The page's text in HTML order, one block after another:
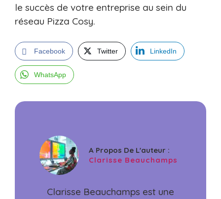
le succès de votre entreprise au sein du
réseau Pizza Cosy.
Facebook Twitter LinkedIn
WhatsApp
A Propos De L'auteur :
Clarisse Beauchamps
Clarisse Beauchamps est une